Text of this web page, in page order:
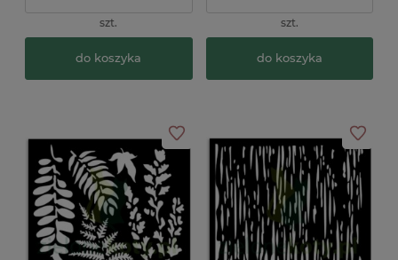
szt.
do koszyka
szt.
do koszyka